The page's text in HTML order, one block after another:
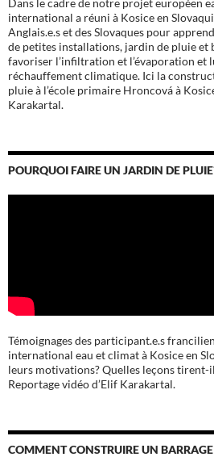
international a réuni à Kosice en
Anglais.e.s et des Slovaques pour
de petites installations, jardin de pluie et
favoriser l’infiltration et l’évaporation et
réchauffement climatique. Ici la
pluie à l’école primaire Hroncová à
Karakartal.
POURQUOI FAIRE UN JARDIN DE
Témoignages des participant.e.s
international eau et climat à Kosice en
leurs motivations? Quelles leçons tirent-
Reportage vidéo d’Elif Karakartal.
COMMENT CONSTRUIRE UN